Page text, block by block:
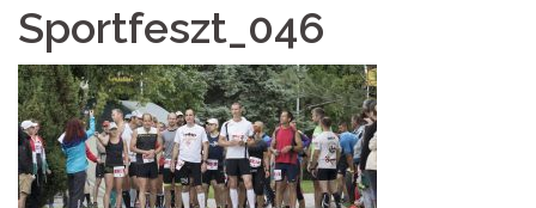
Sportfeszt_046